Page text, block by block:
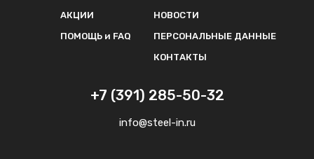
АКЦИИ
ПОМОЩЬ и FAQ
НОВОСТИ
ПЕРСОНАЛЬНЫЕ ДАННЫЕ
КОНТАКТЫ
+7 (391) 285-50-32
info@steel-in.ru